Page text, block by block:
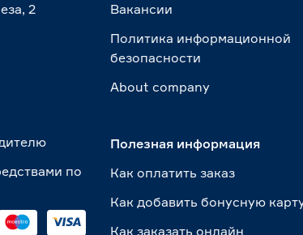
2
по
Вакансии
Политика информационной
безопасности
About сompany
Полезная информация
Как оплатить заказ
Как добавить бонусную
Как заказать онлайн